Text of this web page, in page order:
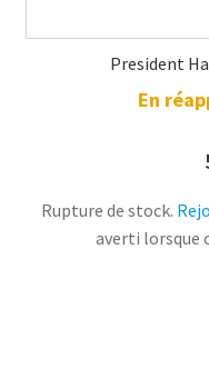
President
En
Rupture de stock.
averti lorsque